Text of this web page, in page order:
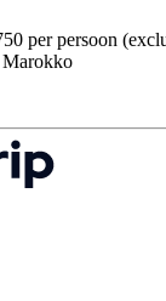
per persoon
Marokko